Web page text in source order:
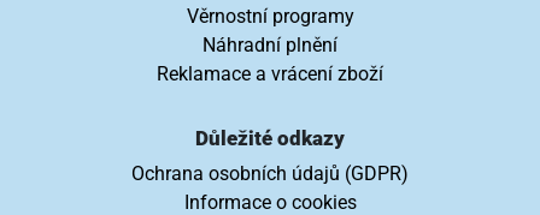
Věrnostní programy
Náhradní plnění
Reklamace a vrácení zboží
Důležité odkazy
Ochrana osobních údajů (GDPR)
Informace o cookies